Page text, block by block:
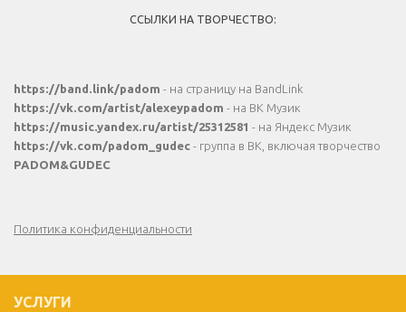
ССЫЛКИ НА ТВОРЧЕСТВО:
https://band.link/padom - на страницу на BandLink
https://vk.com/artist/alexeypadom - на ВК Музик
https://music.yandex.ru/artist/25312581 - на Яндекс Музик
https://vk.com/padom_gudec - группа в ВК, включая творчество
PADOM&GUDEC
Политика конфиденциальности
УСЛУГИ